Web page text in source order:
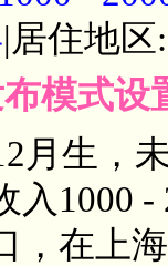
|居住地区:
模式
月生，
入1000
，在上